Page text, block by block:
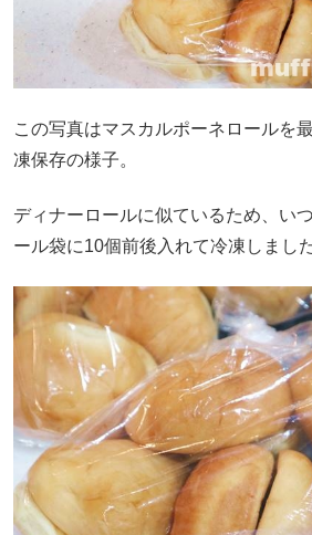
この写真はマスカルポーネロールを
凍保存の様子。
ディナーロールに似ているため、い
ール袋に10個前後入れて冷凍しました